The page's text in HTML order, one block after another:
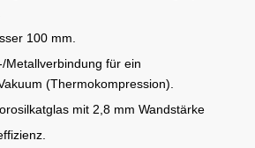
100 mm.
Metallverbindung für ein
(Thermokompression).
mit 2,8 mm Wandstärke